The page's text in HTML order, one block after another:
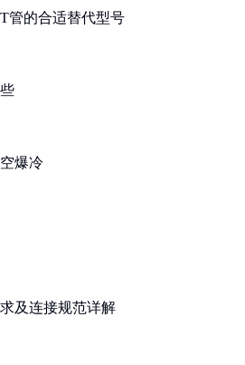
管的合适替代型号
爆冷
及连接规范详解